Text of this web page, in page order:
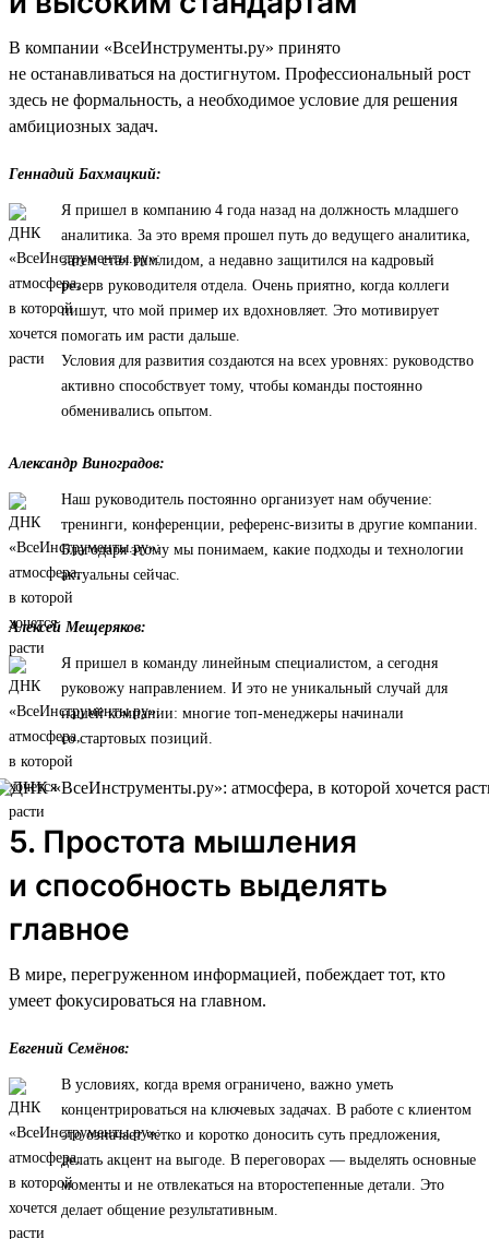
В компании «ВсеИнструменты.ру» принято
не останавливаться на достигнутом. Профессиональный рост
здесь не формальность, а необходимое условие для решения
амбициозных задач.
Геннадий Бахмацкий:
Я пришел в компанию 4 года назад на должность младшего
аналитика. За это время прошел путь до ведущего аналитика,
затем стал тимлидом, а недавно защитился на кадровый
резерв руководителя отдела. Очень приятно, когда коллеги
пишут, что мой пример их вдохновляет. Это мотивирует
помогать им расти дальше.
Условия для развития создаются на всех уровнях: руководство
активно способствует тому, чтобы команды постоянно
обменивались опытом.
Александр Виноградов:
Наш руководитель постоянно организует нам обучение:
тренинги, конференции, референс-визиты в другие компании.
Благодаря этому мы понимаем, какие подходы и технологии
актуальны сейчас.
Алексей Мещеряков:
Я пришел в команду линейным специалистом, а сегодня
руковожу направлением. И это не уникальный случай для
нашей компании: многие топ-менеджеры начинали
со стартовых позиций.
5. Простота мышления
и способность выделять
главное
В мире, перегруженном информацией, побеждает тот, кто
умеет фокусироваться на главном.
Евгений Семёнов:
В условиях, когда время ограничено, важно уметь
концентрироваться на ключевых задачах. В работе с клиентом
это означает четко и коротко доносить суть предложения,
делать акцент на выгоде. В переговорах — выделять основные
моменты и не отвлекаться на второстепенные детали. Это
делает общение результативным.